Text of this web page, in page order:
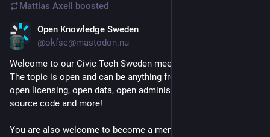
Mattias Axell boosted
Open Knowledge Sweden
@okfse@mastodon.nu
Welcome to our Civic Tech Sweden meetup on 24 February.
The topic is open and can be anything from open knowledge,
open licensing, open data, open administration, open AI, open
source code and more!
You are also welcome to become a member of the